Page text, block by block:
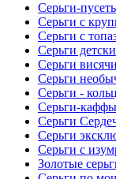
Серьги-
Серьги с
Серьги с
Серьги
Серьги
Серьги
Серьги -
Серьги-каффы
Серьги
Серьги
Серьги с
Золотые